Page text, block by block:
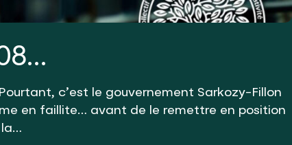
c’est le gouvernement Sarkozy-Fillon
en faillite… avant de le remettre en position
la…